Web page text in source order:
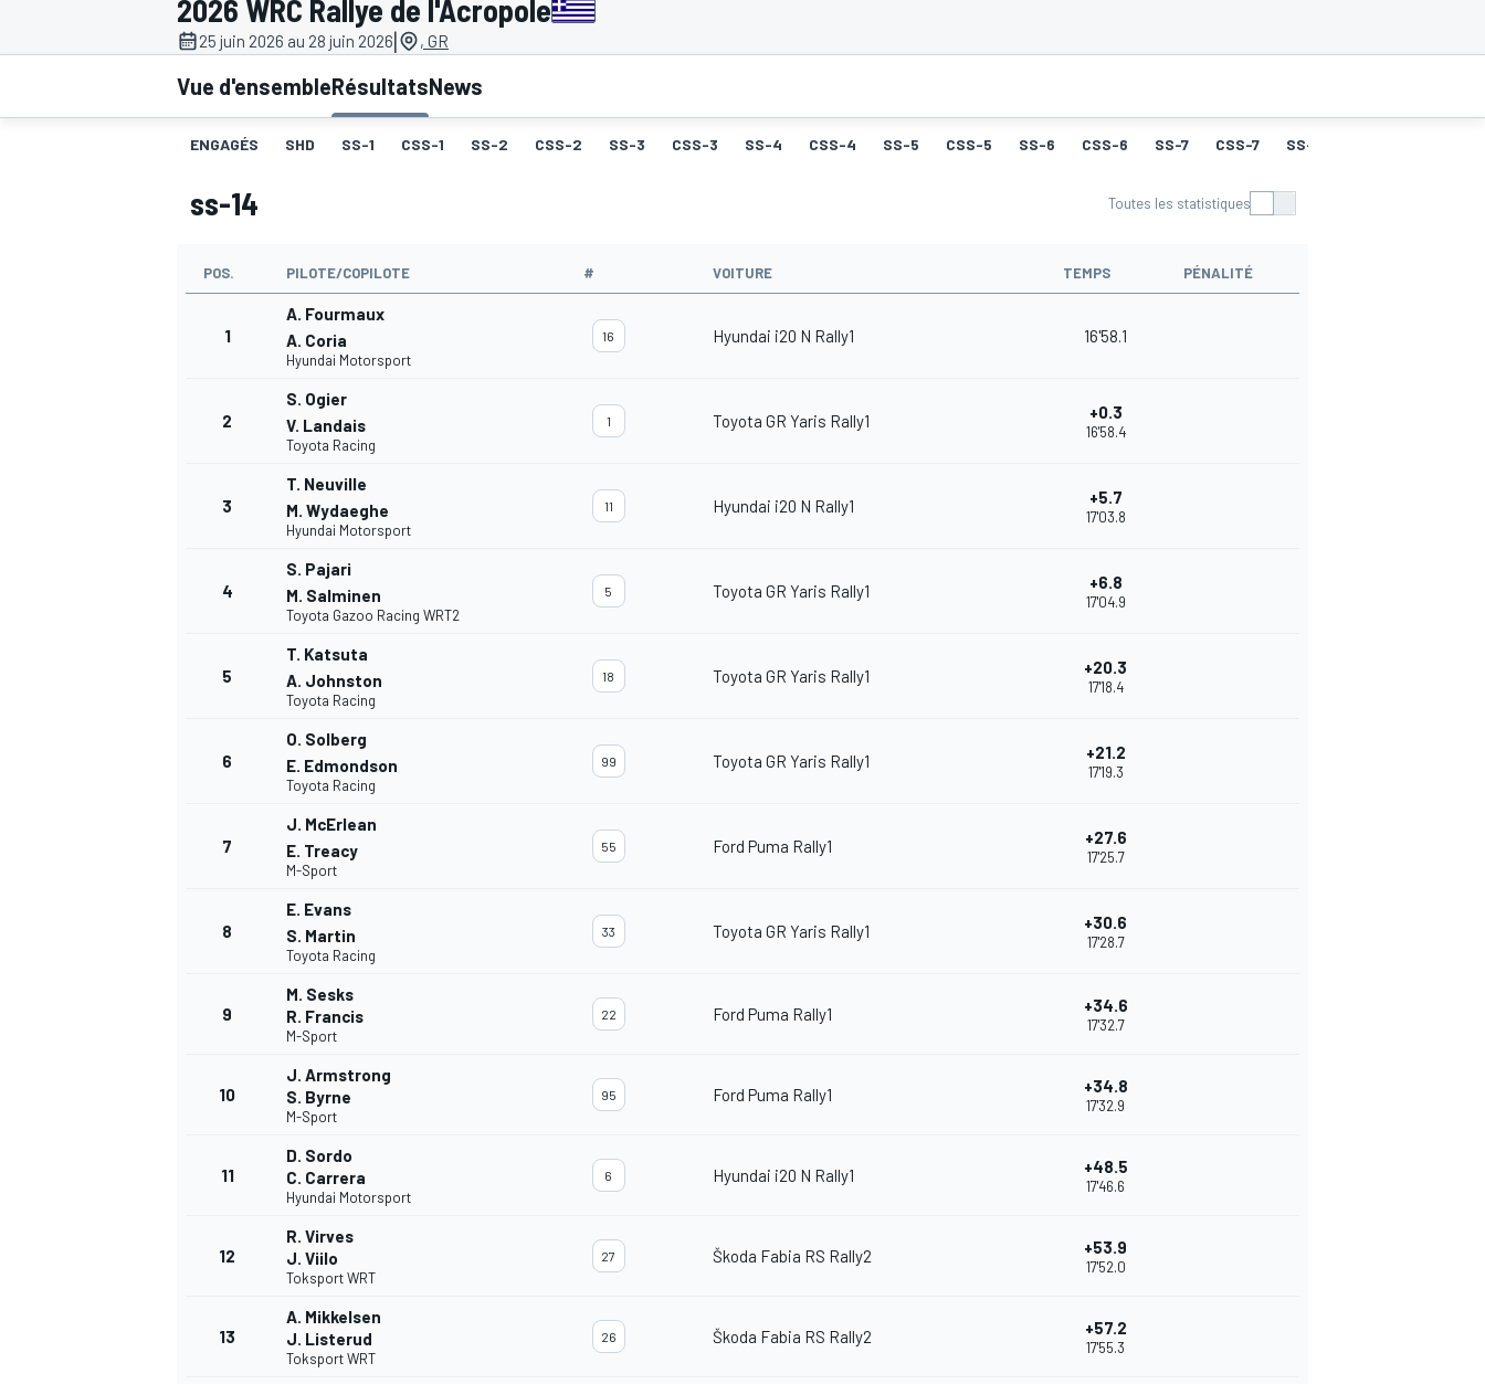
2026 WRC Rallye de l'Acropole
25 juin 2026 au 28 juin 2026| , GR
Vue d'ensembleRésultatsNews
ENGAGÉS SHD SS-1 CSS-1 SS-2 CSS-2 SS-3 CSS-3 SS-4 CSS-4 SS-5 CSS-5 SS-6 CSS-6 SS-7 CSS-7 SS-8
ss-14 Toutes les statistiques
POS. PILOTE/COPILOTE # VOITURE TEMPS PÉNALITÉ
1
A. Fourmaux
A. Coria
Hyundai Motorsport
16 Hyundai i20 N Rally1 16'58.1
2
S. Ogier
V. Landais
Toyota Racing
1 Toyota GR Yaris Rally1 +0.3
16'58.4
3
T. Neuville
M. Wydaeghe
Hyundai Motorsport
11 Hyundai i20 N Rally1 +5.7
17'03.8
4
S. Pajari
M. Salminen
Toyota Gazoo Racing WRT2
5 Toyota GR Yaris Rally1 +6.8
17'04.9
5
T. Katsuta
A. Johnston
Toyota Racing
18 Toyota GR Yaris Rally1 +20.3
17'18.4
6
O. Solberg
E. Edmondson
Toyota Racing
99 Toyota GR Yaris Rally1 +21.2
17'19.3
7
J. McErlean
E. Treacy
M-Sport
55 Ford Puma Rally1 +27.6
17'25.7
8
E. Evans
S. Martin
Toyota Racing
33 Toyota GR Yaris Rally1 +30.6
17'28.7
9
M. Sesks
R. Francis
M-Sport
22 Ford Puma Rally1 +34.6
17'32.7
10
J. Armstrong
S. Byrne
M-Sport
95 Ford Puma Rally1 +34.8
17'32.9
11
D. Sordo
C. Carrera
Hyundai Motorsport
6 Hyundai i20 N Rally1 +48.5
17'46.6
12
R. Virves
J. Viilo
Toksport WRT
27 Škoda Fabia RS Rally2 +53.9
17'52.0
13
A. Mikkelsen
J. Listerud
Toksport WRT
26 Škoda Fabia RS Rally2 +57.2
17'55.3